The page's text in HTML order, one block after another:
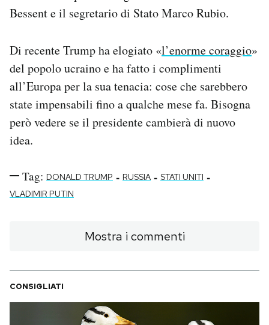
Bessent e il segretario di Stato Marco Rubio.
Di recente Trump ha elogiato «l’enorme coraggio»
del popolo ucraino e ha fatto i complimenti
all’Europa per la sua tenacia: cose che sarebbero
state impensabili fino a qualche mese fa. Bisogna
però vedere se il presidente cambierà di nuovo
idea.
Tag: DONALD TRUMP - RUSSIA - STATI UNITI -
VLADIMIR PUTIN
Mostra i commenti
CONSIGLIATI